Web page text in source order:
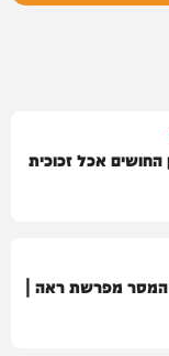
אכל זכוכית
המסר מפרשת ראה |